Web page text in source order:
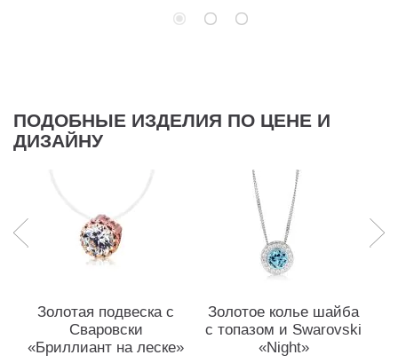
ПОДОБНЫЕ ИЗДЕЛИЯ ПО ЦЕНЕ И
ДИЗАЙНУ
Золотая подвеска с
Сваровски
«Бриллиант на леске»
Золотое колье шайба
с топазом и Swarovski
«Night»